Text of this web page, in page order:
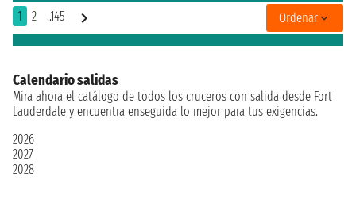
1 2 ..145 Ordenar
Calendario salidas
Mira ahora el catálogo de todos los cruceros con salida desde Fort
Lauderdale y encuentra enseguida lo mejor para tus exigencias.
2026
2027
2028